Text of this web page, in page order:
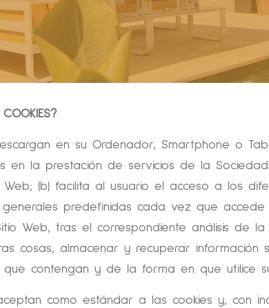
en su Ordenador, Smartphone o
en la prestación de servicios de la
(b) facilita al usuario el acceso a los
predefinidas cada vez que
Web, tras el correspondiente análisis de
cosas, almacenar y recuperar
contengan y de la forma en que utilice
como estándar a las cookies y, con